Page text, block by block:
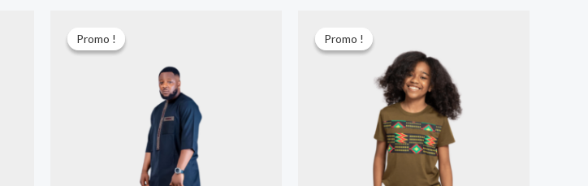
Promo !
Promo !
initial
30.000 CFA.25.000 CFA.
Promo !
Promo !
initial
5.000 CFA.
est :
3.500 CFA.